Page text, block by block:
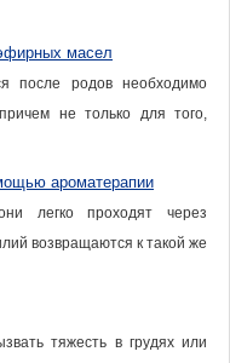
масел
после родов необходимо
не только для того,
ароматерапии
легко проходят через
возвращаются к такой же
тяжесть в грудях или